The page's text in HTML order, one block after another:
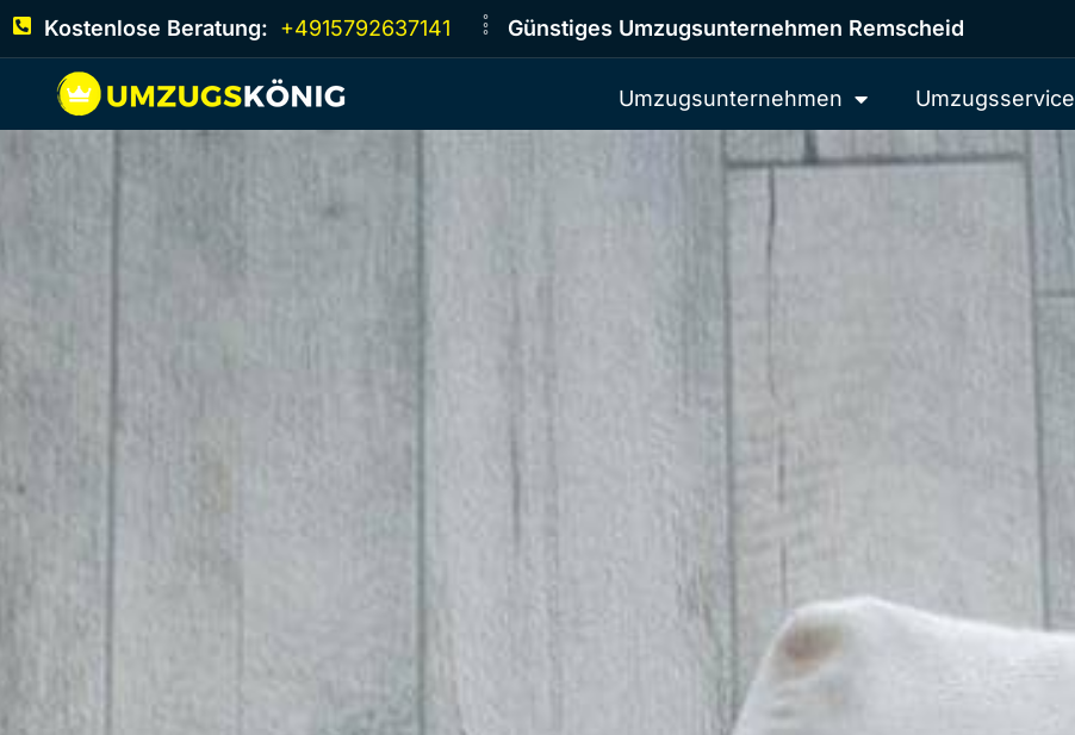
Kostenlose Beratung: +4915792637141 Günstiges Umzugsunternehmen Remscheid
Umzugsunternehmen Umzugsservice